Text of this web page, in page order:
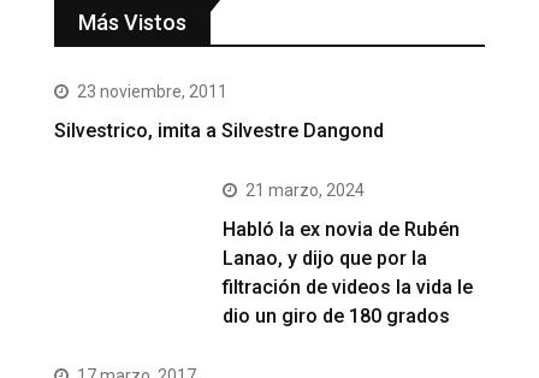
Más Vistos
23 noviembre, 2011
Silvestrico, imita a Silvestre Dangond
21 marzo, 2024
Habló la ex novia de Rubén
Lanao, y dijo que por la
filtración de videos la vida le
dio un giro de 180 grados